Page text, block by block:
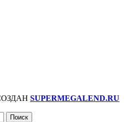
SUPERMEGALEND.RU
Поиск